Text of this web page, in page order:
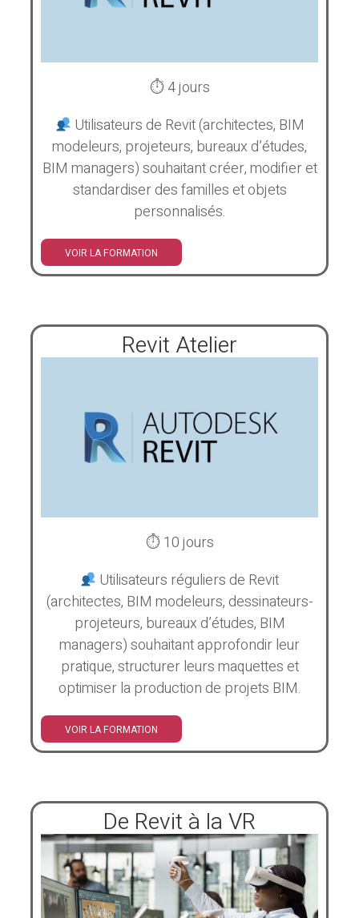
⏱ 4 jours
Utilisateurs de Revit (architectes, BIM
modeleurs, projeteurs, bureaux d’études,
BIM managers) souhaitant créer, modifier et
standardiser des familles et objets
personnalisés.
VOIR LA FORMATION
Revit Atelier
⏱ 10 jours
Utilisateurs réguliers de Revit
(architectes, BIM modeleurs, dessinateurs-
projeteurs, bureaux d’études, BIM
managers) souhaitant approfondir leur
pratique, structurer leurs maquettes et
optimiser la production de projets BIM.
VOIR LA FORMATION
De Revit à la VR